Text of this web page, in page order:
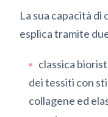
La sua capacità di
esplica tramite
classica
dei tessiti con
collagene ed